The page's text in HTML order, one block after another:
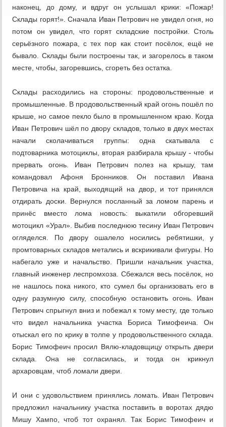
наконец, до дому, и вдруг он услышал крики: «Пожар!
Склады горят!». Сначала Иван Петрович не увидел огня, но
потом он увидел, что горят складские постройки. Столь
серьёзного пожара, с тех пор как стоит посёлок, ещё не
бывало. Склады были построены так, и загорелось в таком
месте, чтобы, загоревшись, сгореть без остатка.
Склады расходились на стороны: продовольственные и
промышленные. В продовольственный край огонь пошёл по
крыше, но самое пекло было в промышленном краю. Когда
Иван Петрович шёл по двору складов, только в двух местах
начали сколачиваться группы: одна скатывала с
подтоварника мотоциклы, вторая разбирала крышу - чтобы
прервать огонь. Иван Петрович полез на крышу, там
командовал Афоня Бронников. Он поставил Ивана
Петровича на край, выходящий на двор, и тот принялся
отдирать доски. Вернулся посланный за ломом парень и
принёс вместо лома новость: выкатили обгоревший
мотоцикл «Урал». Выбив последнюю тесину Иван Петрович
огляделся. По двору ошалело носились ребятишки, у
промтоварных складов метались и вскрикивали фигуры. Но
набегало уже и начальство. Пришли начальник участка,
главный инженер леспромхоза. Сбежался весь посёлок, но
не нашлось пока никого, кто сумел бы организовать его в
одну разумную силу, способную остановить огонь. Иван
Петрович спрыгнул вниз и побежал к тому месту, где только
что видел начальника участка Бориса Тимофеича. Он
отыскал его по крику в толпе у продовольственного склада.
Борис Тимофеич просил Вялю-кладовщицу открыть двери
склада. Она не согласилась, и тогда он крикнул
архаровцам, чтоб ломали двери.
И они с удовольствием принялись ломать. Иван Петрович
предложил начальнику участка поставить в воротах дядю
Мишу Хампо, чтоб тот охранял. Так Борис Тимофеич и